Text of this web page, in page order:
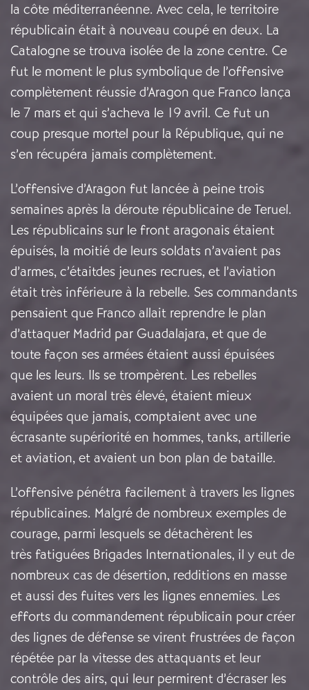
la côte méditerranéenne. Avec cela, le territoire
républicain était à nouveau coupé en deux. La
Catalogne se trouva isolée de la zone centre. Ce
fut le moment le plus symbolique de l’offensive
complètement réussie d’Aragon que Franco lança
le 7 mars et qui s’acheva le 19 avril. Ce fut un
coup presque mortel pour la République, qui ne
s’en récupéra jamais complètement.
L’offensive d’Aragon fut lancée à peine trois
semaines après la déroute républicaine de Teruel.
Les républicains sur le front aragonais étaient
épuisés, la moitié de leurs soldats n’avaient pas
d’armes, c’étaitdes jeunes recrues, et l’aviation
était très inférieure à la rebelle. Ses commandants
pensaient que Franco allait reprendre le plan
d’attaquer Madrid par Guadalajara, et que de
toute façon ses armées étaient aussi épuisées
que les leurs. Ils se trompèrent. Les rebelles
avaient un moral très élevé, étaient mieux
équipées que jamais, comptaient avec une
écrasante supériorité en hommes, tanks, artillerie
et aviation, et avaient un bon plan de bataille.
L’offensive pénétra facilement à travers les lignes
républicaines. Malgré de nombreux exemples de
courage, parmi lesquels se détachèrent les
très fatiguées Brigades Internationales, il y eut de
nombreux cas de désertion, redditions en masse
et aussi des fuites vers les lignes ennemies. Les
efforts du commandement républicain pour créer
des lignes de défense se virent frustrées de façon
répétée par la vitesse des attaquants et leur
contrôle des airs, qui leur permirent d’écraser les